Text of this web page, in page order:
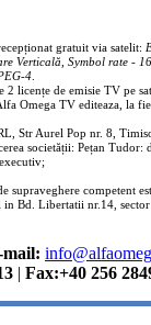
gratuit via satelit:
Verticală, Symbol rate -
4
licențe de emisie TV pe
Omega TV editeaza, la
Str Aurel Pop nr. 8,
societății: Pețan
supraveghere competent
Bd. Libertatii nr.14,
| Fax:+40 256